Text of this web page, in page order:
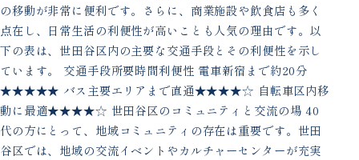
の移動が非常に便利です。さらに、商業施設や飲食店も多く
点在し、日常生活の利便性が高いことも人気の理由です。以
下の表は、世田谷区内の主要な交通手段とその利便性を示し
ています。 交通手段所要時間利便性 電車新宿まで約20分
★★★★★ バス主要エリアまで直通★★★★☆ 自転車区内移
動に最適★★★★☆ 世田谷区のコミュニティと交流の場 40
代の方にとって、地域コミュニティの存在は重要です。世田
谷区では、地域の交流イベントやカルチャーセンターが充実